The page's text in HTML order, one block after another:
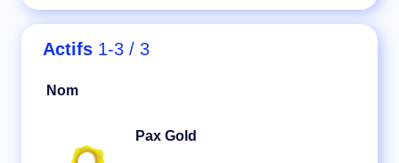
Actifs 1-3 / 3
Nom
Pax Gold